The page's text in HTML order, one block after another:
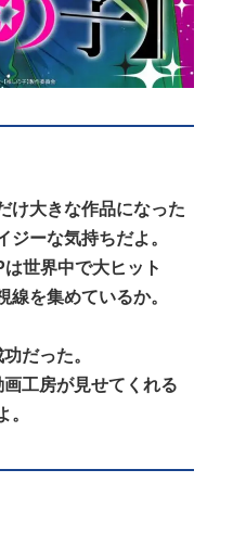
け大きな作品になった
ジーな気持ちだよ。
世界中で大ヒット
線を集めているか。
だった。
工房が見せてくれる
。